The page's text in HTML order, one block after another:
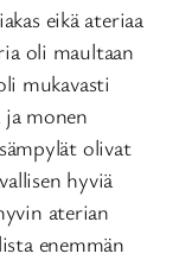
eikä ateriaa
oli maultaan
mukavasti
monen
olivat
hyviä
aterian
enemmän